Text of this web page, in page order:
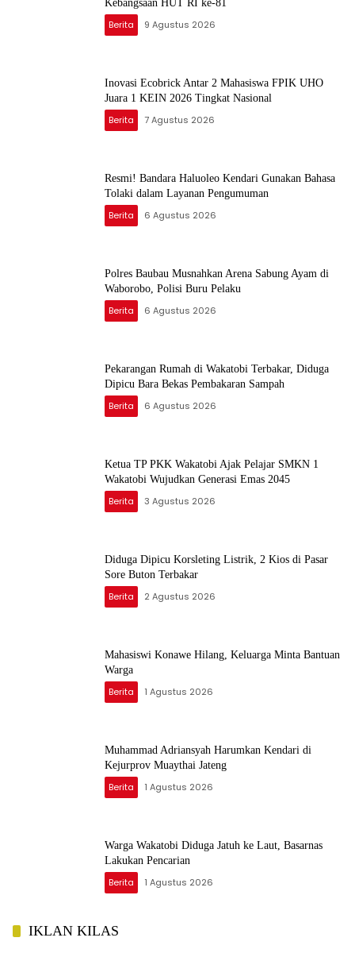
Kebangsaan HUT RI ke-81
Berita 9 Agustus 2026
Inovasi Ecobrick Antar 2 Mahasiswa FPIK UHO
Juara 1 KEIN 2026 Tingkat Nasional
Berita 7 Agustus 2026
Resmi! Bandara Haluoleo Kendari Gunakan Bahasa
Tolaki dalam Layanan Pengumuman
Berita 6 Agustus 2026
Polres Baubau Musnahkan Arena Sabung Ayam di
Waborobo, Polisi Buru Pelaku
Berita 6 Agustus 2026
Pekarangan Rumah di Wakatobi Terbakar, Diduga
Dipicu Bara Bekas Pembakaran Sampah
Berita 6 Agustus 2026
Ketua TP PKK Wakatobi Ajak Pelajar SMKN 1
Wakatobi Wujudkan Generasi Emas 2045
Berita 3 Agustus 2026
Diduga Dipicu Korsleting Listrik, 2 Kios di Pasar
Sore Buton Terbakar
Berita 2 Agustus 2026
Mahasiswi Konawe Hilang, Keluarga Minta Bantuan
Warga
Berita 1 Agustus 2026
Muhammad Adriansyah Harumkan Kendari di
Kejurprov Muaythai Jateng
Berita 1 Agustus 2026
Warga Wakatobi Diduga Jatuh ke Laut, Basarnas
Lakukan Pencarian
Berita 1 Agustus 2026
IKLAN KILAS